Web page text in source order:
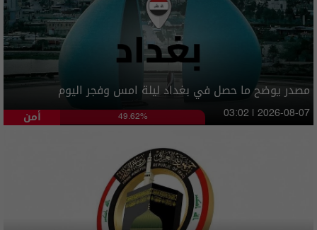
مصدر يوضح ما حصل في بغداد ليلة امس وفجر اليوم
أمن 49.62% 03:02 | 2026-08-07